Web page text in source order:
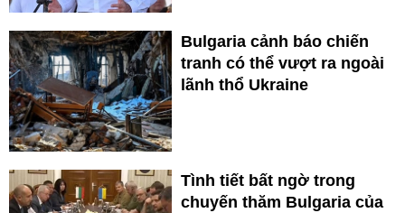
Bulgaria cảnh báo chiến
tranh có thể vượt ra ngoài
lãnh thổ Ukraine
Tình tiết bất ngờ trong
chuyến thăm Bulgaria của